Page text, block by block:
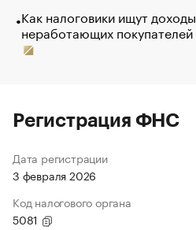
Как налоговики ищут доходы
неработающих покупателей
Регистрация ФНС
Дата регистрации
3 февраля 2026
Код налогового органа
5081